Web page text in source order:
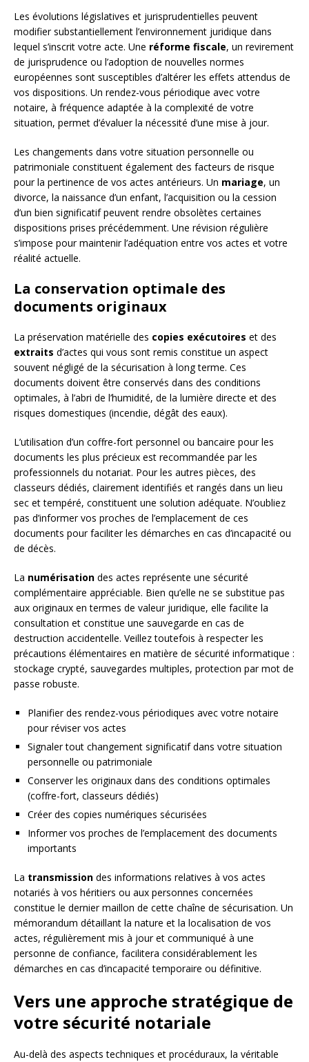
Les évolutions législatives et jurisprudentielles peuvent
modifier substantiellement l’environnement juridique dans
lequel s’inscrit votre acte. Une réforme fiscale, un revirement
de jurisprudence ou l’adoption de nouvelles normes
européennes sont susceptibles d’altérer les effets attendus de
vos dispositions. Un rendez-vous périodique avec votre
notaire, à fréquence adaptée à la complexité de votre
situation, permet d’évaluer la nécessité d’une mise à jour.
Les changements dans votre situation personnelle ou
patrimoniale constituent également des facteurs de risque
pour la pertinence de vos actes antérieurs. Un mariage, un
divorce, la naissance d’un enfant, l’acquisition ou la cession
d’un bien significatif peuvent rendre obsolètes certaines
dispositions prises précédemment. Une révision régulière
s’impose pour maintenir l’adéquation entre vos actes et votre
réalité actuelle.
La conservation optimale des
documents originaux
La préservation matérielle des copies exécutoires et des
extraits d’actes qui vous sont remis constitue un aspect
souvent négligé de la sécurisation à long terme. Ces
documents doivent être conservés dans des conditions
optimales, à l’abri de l’humidité, de la lumière directe et des
risques domestiques (incendie, dégât des eaux).
L’utilisation d’un coffre-fort personnel ou bancaire pour les
documents les plus précieux est recommandée par les
professionnels du notariat. Pour les autres pièces, des
classeurs dédiés, clairement identifiés et rangés dans un lieu
sec et tempéré, constituent une solution adéquate. N’oubliez
pas d’informer vos proches de l’emplacement de ces
documents pour faciliter les démarches en cas d’incapacité ou
de décès.
La numérisation des actes représente une sécurité
complémentaire appréciable. Bien qu’elle ne se substitue pas
aux originaux en termes de valeur juridique, elle facilite la
consultation et constitue une sauvegarde en cas de
destruction accidentelle. Veillez toutefois à respecter les
précautions élémentaires en matière de sécurité informatique :
stockage crypté, sauvegardes multiples, protection par mot de
passe robuste.
Planifier des rendez-vous périodiques avec votre notaire
pour réviser vos actes
Signaler tout changement significatif dans votre situation
personnelle ou patrimoniale
Conserver les originaux dans des conditions optimales
(coffre-fort, classeurs dédiés)
Créer des copies numériques sécurisées
Informer vos proches de l’emplacement des documents
importants
La transmission des informations relatives à vos actes
notariés à vos héritiers ou aux personnes concernées
constitue le dernier maillon de cette chaîne de sécurisation. Un
mémorandum détaillant la nature et la localisation de vos
actes, régulièrement mis à jour et communiqué à une
personne de confiance, facilitera considérablement les
démarches en cas d’incapacité temporaire ou définitive.
Vers une approche stratégique de
votre sécurité notariale
Au-delà des aspects techniques et procéduraux, la véritable